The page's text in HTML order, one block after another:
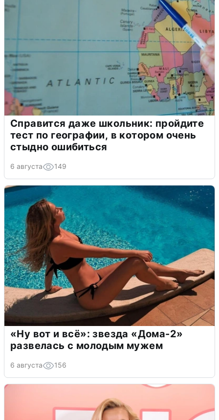
Справится даже школьник: пройдите
тест по географии, в котором очень
стыдно ошибиться
6 августа 149
«Ну вот и всё»: звезда «Дома-2»
развелась с молодым мужем
6 августа 156